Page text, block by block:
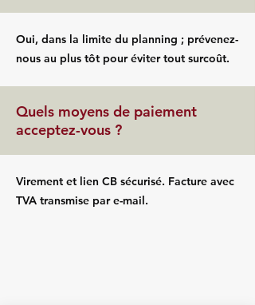
Oui, dans la limite du planning ; prévenez-
nous au plus tôt pour éviter tout surcoût.
Quels moyens de paiement
acceptez-vous ?
Virement et lien CB sécurisé. Facture avec
TVA transmise par e-mail.